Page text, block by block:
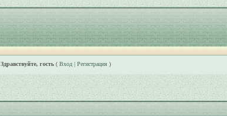
Здравствуйте, гость( Вход| Регистрация)